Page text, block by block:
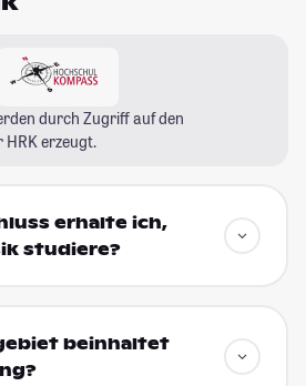
durch Zugriff auf den
HRK erzeugt.
erhalte ich,
studiere?
beinhaltet